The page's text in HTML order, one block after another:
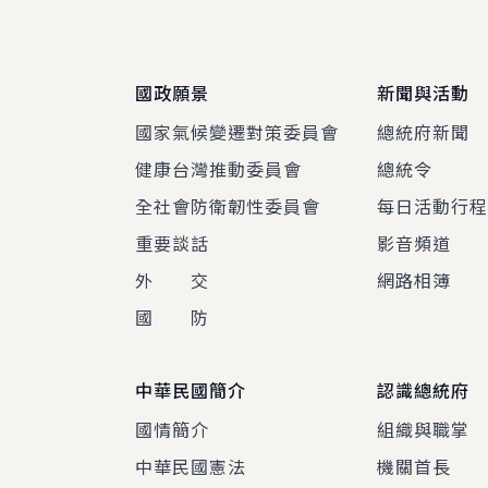
國政願景
國家氣候變遷對策委員會
健康台灣推動委員會
全社會防衛韌性委員會
重要談話
外 交
國 防
新聞與活動
總統府新聞
總統令
每日活動行程
影音頻道
網路相簿
中華民國簡介
國情簡介
中華民國憲法
認識總統府
組織與職掌
機關首長